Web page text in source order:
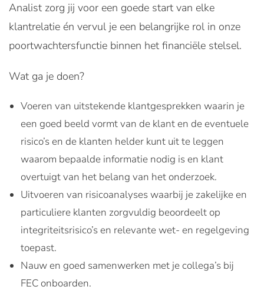
Analist zorg jij voor een goede start van elke
klantrelatie én vervul je een belangrijke rol in onze
poortwachtersfunctie binnen het financiële stelsel.
Wat ga je doen?
Voeren van uitstekende klantgesprekken waarin je
een goed beeld vormt van de klant en de eventuele
risico’s en de klanten helder kunt uit te leggen
waarom bepaalde informatie nodig is en klant
overtuigt van het belang van het onderzoek.
Uitvoeren van risicoanalyses waarbij je zakelijke en
particuliere klanten zorgvuldig beoordeelt op
integriteitsrisico’s en relevante wet- en regelgeving
toepast.
Nauw en goed samenwerken met je collega’s bij
FEC onboarden.